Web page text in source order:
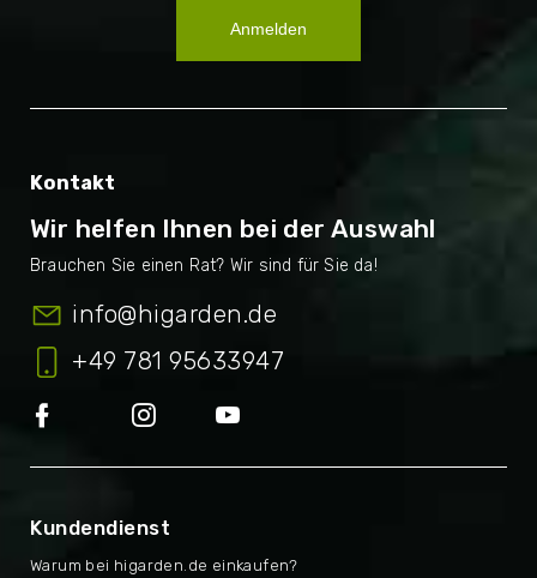
Anmelden
Kontakt
Wir helfen Ihnen bei der Auswahl
info@higarden.de
+49 781 95633947
Kundendienst
Warum bei higarden.de einkaufen?